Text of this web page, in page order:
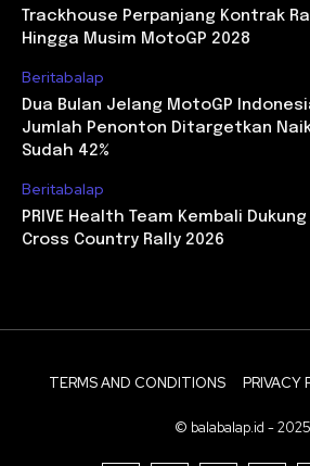
Trackhouse Perpanjang Kontrak
Hingga Musim MotoGP 2028
Beritabalap
Dua Bulan Jelang MotoGP
Jumlah Penonton Ditargetkan
Sudah 42%
Beritabalap
PRIVE Health Team Kembali
Cross Country Rally 2026
TERMS AND CONDITIONS PRIVACY
© balabalap.id - 2025